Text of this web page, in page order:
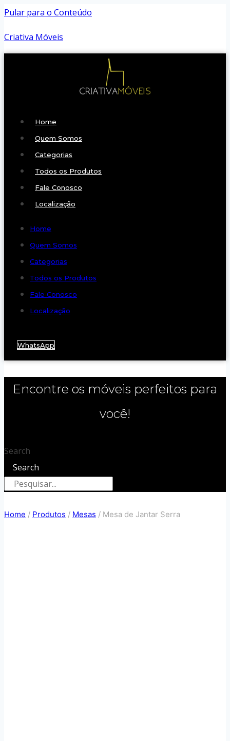
Pular para o Conteúdo
Criativa Móveis
Home
Quem Somos
Categorias
Todos os Produtos
Fale Conosco
Localização
Home
Quem Somos
Categorias
Todos os Produtos
Fale Conosco
Localização
WhatsApp
Encontre os móveis perfeitos para
você!
Search
Search
Home / Produtos / Mesas / Mesa de Jantar Serra